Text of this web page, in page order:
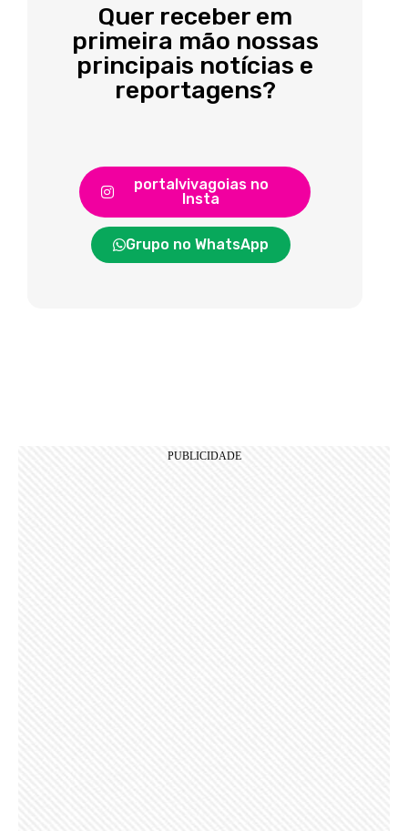
Quer receber em
primeira mão nossas
principais notícias e
reportagens?
portalvivagoias no
Insta
Grupo no WhatsApp